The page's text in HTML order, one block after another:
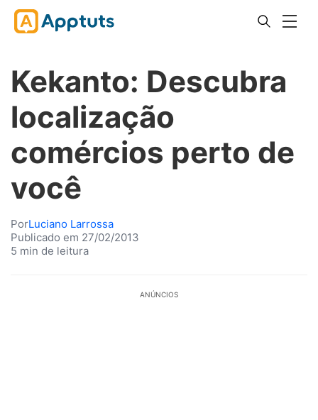
Kekanto: Descubra
localização
comércios perto de
você
PorLuciano Larrossa
Publicado em 27/02/2013
5 min de leitura
ANÚNCIOS